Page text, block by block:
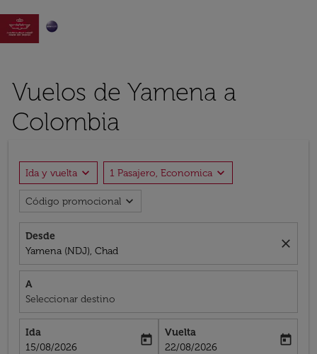

Vuelos de Yamena a
Colombia
Ida y vuelta expand_more 1 Pasajero, Economica expand_more
Código promocional expand_more
Desde
Yamena (NDJ), Chad
close
A
Seleccionar destino
Ida
fc-booking-departure-date-aria-label
15/08/2026
today
Vuelta
fc-booking-return-date-aria-label
22/08/2026
today